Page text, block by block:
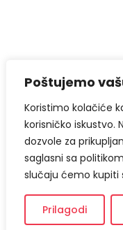
Poštujemo
Koristimo kolačiće
korisničko iskustvo.
dozvole za
saglasni sa
slučaju ćemo kupiti
Prilagodi